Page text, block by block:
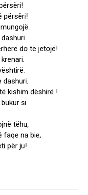
përsëri!
do të jetojë!
dashuri.
kishim dëshirë !
si
tëhu,
faqe na bie,
për ju!